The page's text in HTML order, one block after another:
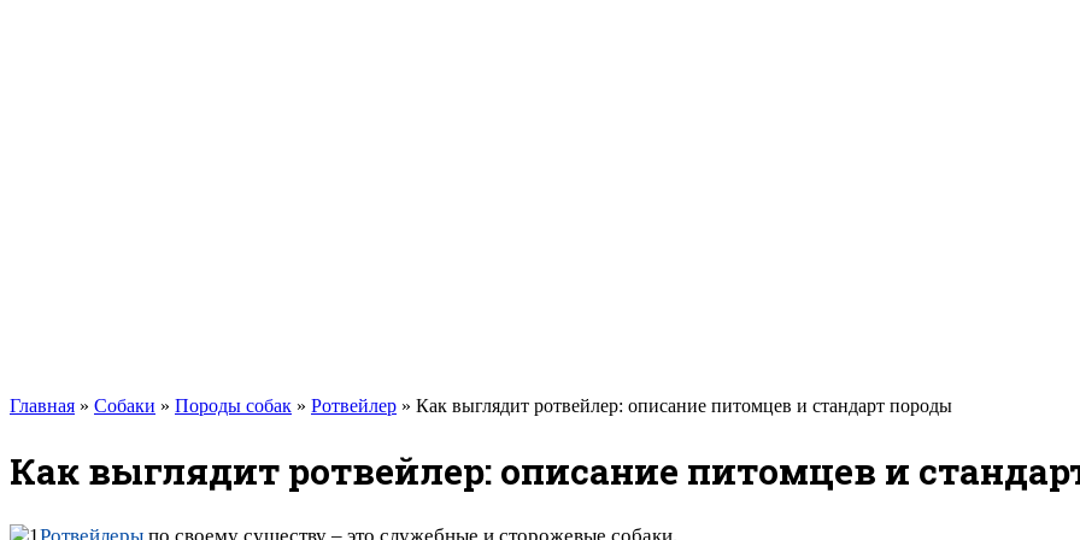
Главная » Собаки » Породы собак » Ротвейлер » Как выглядит ротвейлер: описание питомцев и стандарт породы
Как выглядит ротвейлер: описание питомцев и